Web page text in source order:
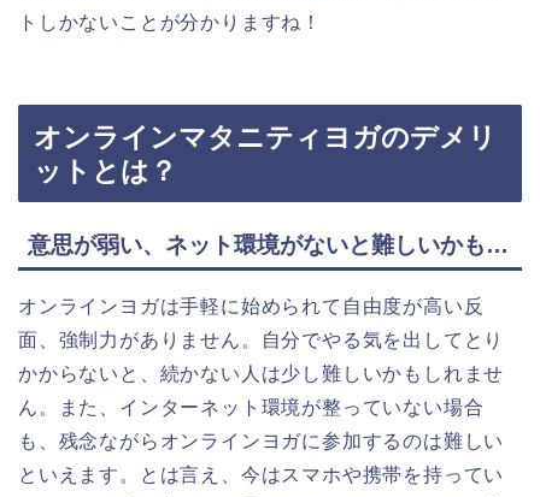
トしかないことが分かりますね！
オンラインマタニティヨガのデメリ
ットとは？
意思が弱い、ネット環境がないと難しいかも…
オンラインヨガは手軽に始められて自由度が高い反
面、強制力がありません。自分でやる気を出してとり
かからないと、続かない人は少し難しいかもしれませ
ん。また、インターネット環境が整っていない場合
も、残念ながらオンラインヨガに参加するのは難しい
といえます。とは言え、今はスマホや携帯を持ってい